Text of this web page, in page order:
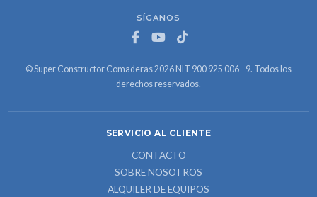
SÍGANOS
© Super Constructor Comaderas 2026 NIT 900 925 006 - 9. Todos los
derechos reservados.
SERVICIO AL CLIENTE
CONTACTO
SOBRE NOSOTROS
ALQUILER DE EQUIPOS